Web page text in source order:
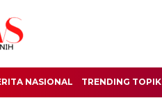
NASIONAL TRENDING TOPIK